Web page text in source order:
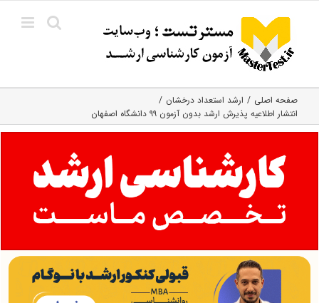
content
صفحه اصلی
ارشد استعداد درخشان
انتشار اطلاعیه پذیرش ارشد بدون آزمون ۹۹ دانشگاه اصفهان